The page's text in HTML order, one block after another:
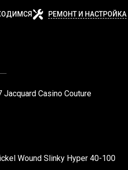
РЕМОНТ И НАСТРОЙКА
Jacquard Casino Couture
Wound Slinky Hyper 40-100